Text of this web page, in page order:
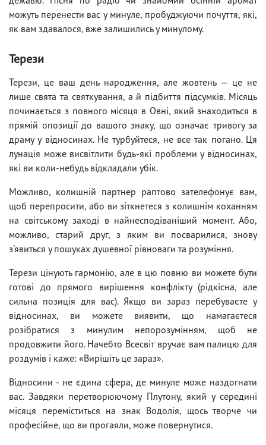
можуть перенести вас у минуле, пробуджуючи почуття, які,
як вам здавалося, вже залишились у минулому.
Терези
Терези, це ваш день народження, але жовтень — це не
лише свята та святкування, а й підбиття підсумків. Місяць
починається з повного місяця в Овні, який знаходиться в
прямій опозиції до вашого знаку, що означає тривогу за
драму у відносинах. Не турбуйтеся, не все так погано. Ця
лунація може висвітлити будь-які проблеми у відносинах,
які ви коли-небудь відкладали убік.
Можливо, колишній партнер раптово зателефонує вам,
щоб перепросити, або ви зіткнетеся з колишнім коханням
на світському заході в найнесподіваніший момент. Або,
можливо, старий друг, з яким ви посварилися, знову
з'явиться у пошуках душевної рівноваги та розуміння.
Терези цінують гармонію, але в цю повню ви можете бути
готові до прямого вирішення конфлікту (рідкісна, але
сильна позиція для вас). Якщо ви зараз перебуваєте у
відносинах, ви можете виявити, що намагаєтеся
розібратися з минулим непорозумінням, щоб не
продовжити його. Начебто Всесвіт вручає вам палицю для
роздумів і каже: «Вирішіть це зараз».
Відносини - не єдина сфера, де минуле може наздогнати
вас. Завдяки перетворюючому Плутону, який у середині
місяця переміститься на знак Водолія, щось творче чи
професійне, що ви прогаяли, може повернутися.